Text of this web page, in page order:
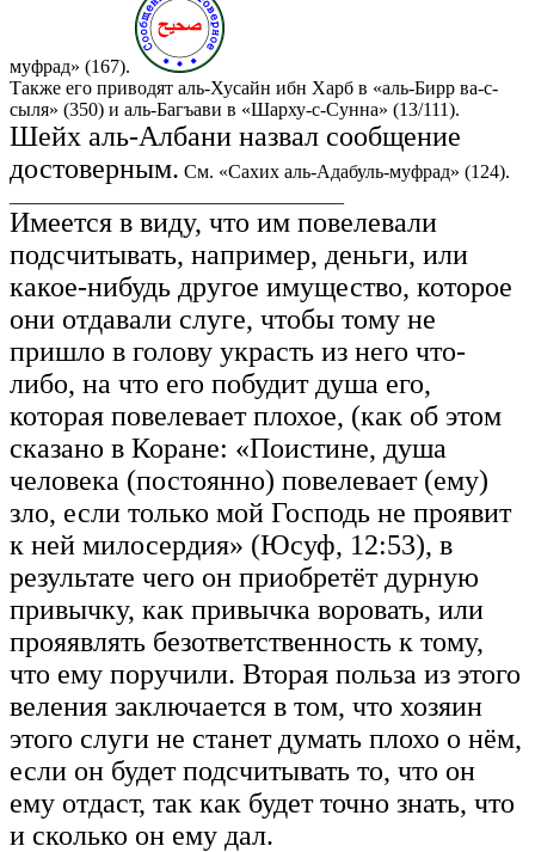
муфрад» (167).
Также его приводят аль-Хусайн ибн Харб в «аль-Бирр ва-с-
сыля» (350) и аль-Багъави в «Шарху-с-Сунна» (13/111).
Шейх аль-Албани назвал сообщение
достоверным. См. «Сахих аль-Адабуль-муфрад» (124).
Имеется в виду, что им повелевали
подсчитывать, например, деньги, или
какое-нибудь другое имущество, которое
они отдавали слуге, чтобы тому не
пришло в голову украсть из него что-
либо, на что его побудит душа его,
которая повелевает плохое, (как об этом
сказано в Коране: «Поистине, душа
человека (постоянно) повелевает (ему)
зло, если только мой Господь не проявит
к ней милосердия» (Юсуф, 12:53), в
результате чего он приобретёт дурную
привычку, как привычка воровать, или
прояявлять безответственность к тому,
что ему поручили. Вторая польза из этого
веления заключается в том, что хозяин
этого слуги не станет думать плохо о нём,
если он будет подсчитывать то, что он
ему отдаст, так как будет точно знать, что
и сколько он ему дал.